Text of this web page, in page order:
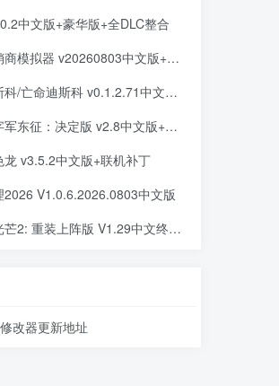
中文版+豪华版+全DLC整合
拟器 v20260803中文版+全DLC整合
命迪斯科 v0.1.2.71中文版+全DLC整合
征：决定版 v2.8中文版+全DLC整合
龙 v3.5.2中文版+联机补丁
2026 V1.0.6.2026.0803中文版
重装上阵版 V1.29中文终极版+全DLC整合
改器更新地址